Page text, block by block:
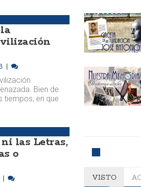
Bien de
tiempos, en que
las Letras,
o
VISTO